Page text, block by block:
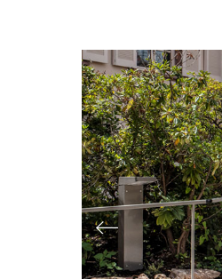
Slide précédente